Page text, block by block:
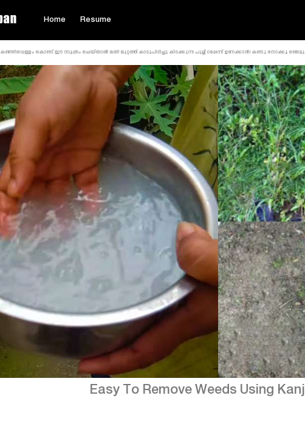
Home Resume
കഞ്ഞിവെള്ളം കൊണ്ട് ഈ സൂത്രം ചെയ്താൽ മതി മുറ്റത്ത് കാടുപിടിച്ചു കിടക്കുന്ന പുല്ല് ഠപ്പേന്ന് ഉണക്കാൻ! കണ്ടു നോക്കൂ ഞെട്ടും
Easy To Remove Weeds Using